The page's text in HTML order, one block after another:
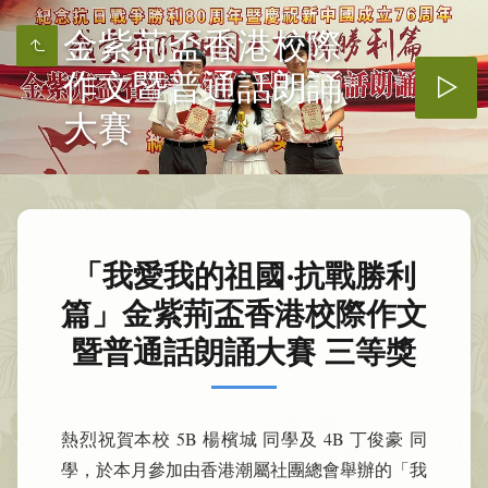
金紫荊盃香港校際
作文暨普通話朗誦
大賽
「我愛我的祖國·抗戰勝利
篇」金紫荊盃香港校際作文
暨普通話朗誦大賽 三等獎
熱烈祝賀本校 5B 楊檳城 同學及 4B 丁俊豪 同
學，於本月參加由香港潮屬社團總會舉辦的「我